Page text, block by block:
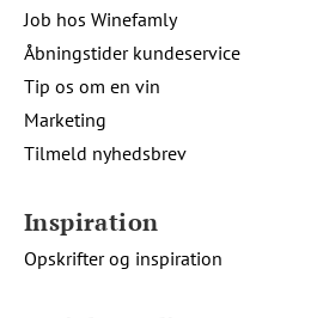
Job hos Winefamly
Åbningstider kundeservice
Tip os om en vin
Marketing
Tilmeld nyhedsbrev
Inspiration
Opskrifter og inspiration